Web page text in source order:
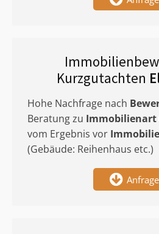
Kurzgutachten
Hohe Nachfrage nach
Beratung zu Immobilienart
vom Ergebnis vor
(Gebäude: Reihenhaus etc.)